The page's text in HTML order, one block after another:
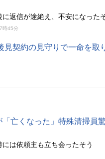
返信が途絶え、不安になった
時45分
見契約の見守りで一命を取
亡くなった」特殊清掃員
は依頼主も立ち会ったそう